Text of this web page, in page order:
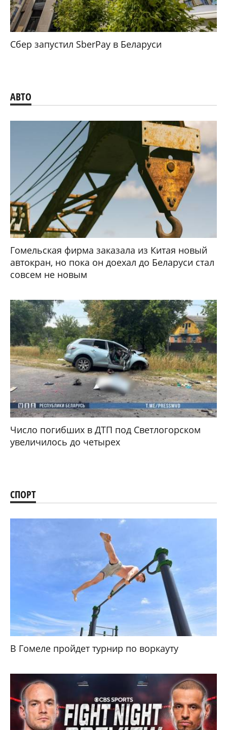
Сбер запустил SberPay в Беларуси
АВТО
Гомельская фирма заказала из Китая новый
автокран, но пока он доехал до Беларуси стал
совсем не новым
Число погибших в ДТП под Светлогорском
увеличилось до четырех
СПОРТ
В Гомеле пройдет турнир по воркауту